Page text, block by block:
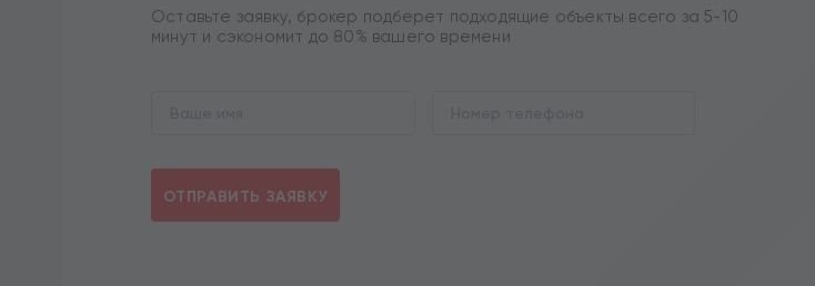
Оставьте заявку, брокер подберет подходящие объекты всего за 5-10
минут и сэкономит до 80% вашего времени
ОТПРАВИТЬ ЗАЯВКУ